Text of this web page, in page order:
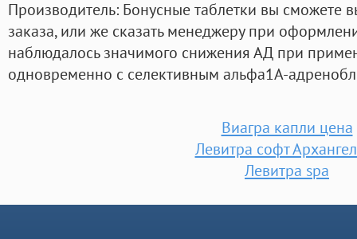
Производитель: Бонусные таблетки вы сможете
заказа, или же сказать менеджеру при
наблюдалось значимого снижения АД при
одновременно с селективным альфа1A-
Виагра капли цена
Левитра софт
Левитра spa